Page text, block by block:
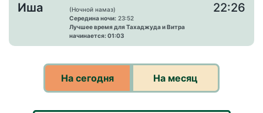
Иша
(Ночной намаз)
Середина ночи: 23:52
Лучшее время для Тахаджуда и Витра
начинается: 01:03
22:26
На сегодня На месяц